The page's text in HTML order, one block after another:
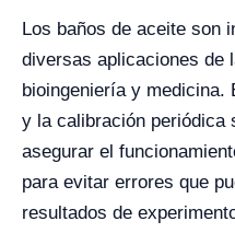
Los baños de aceite son
diversas aplicaciones de
bioingeniería y medicina.
y la calibración periódica
asegurar el
para evitar errores que
resultados de